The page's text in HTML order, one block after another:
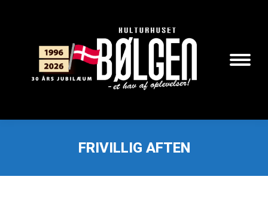
Search:
FRIVILLIG AFTEN